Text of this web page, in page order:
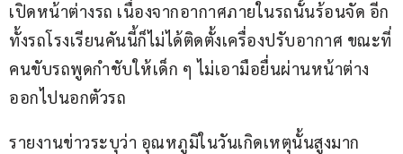
เปิดหน้าต่างรถ เนื่องจากอากาศภายในรถนั้นร้อนจัด อีก
ทั้งรถโรงเรียนคันนี้ก็ไม่ได้ติดตั้งเครื่องปรับอากาศ ขณะที่
คนขับรถพูดกำชับให้เด็ก ๆ ไม่เอามือยื่นผ่านหน้าต่าง
ออกไปนอกตัวรถ
รายงานข่าวระบุว่า อุณหภูมิในวันเกิดเหตุนั้นสูงมาก